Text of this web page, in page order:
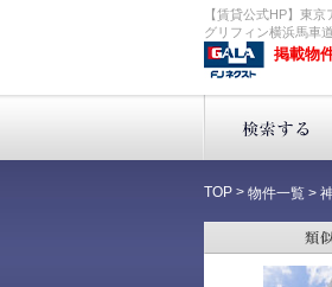
【賃貸公式HP】東
グリフィン横浜馬車
掲載物
TOP > 物件一覧 >